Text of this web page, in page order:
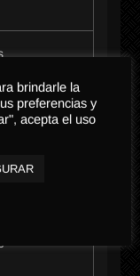
no
los días.
la
en el
cómo se
brindarle la
preferencias y
acepta el uso